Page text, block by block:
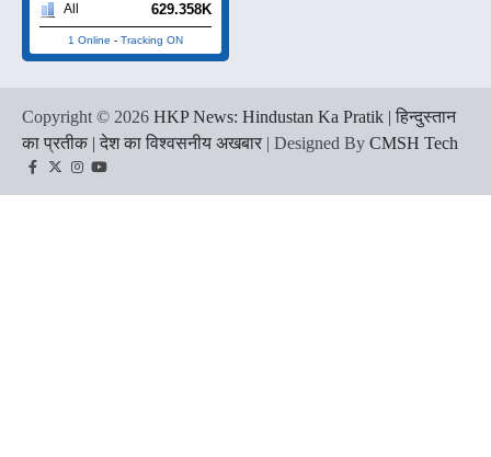
All 629.358K
1 Online - Tracking ON
Copyright © 2026 HKP News: Hindustan Ka Pratik | हिन्दुस्तान
का प्रतीक | देश का विश्वसनीय अखबार | Designed By CMSH Tech
Facebook
TwitterInstagram
YouTube